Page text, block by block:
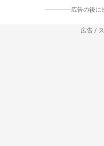
-----------------広告の後
広告 /